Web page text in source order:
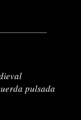
pulsada